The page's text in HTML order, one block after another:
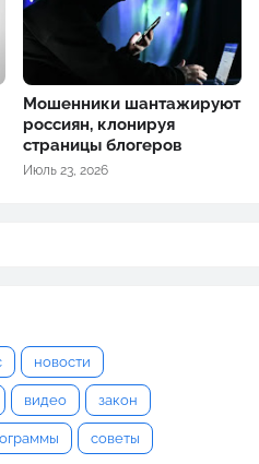
Мошенники шантажируют
россиян, клонируя
страницы блогеров
Июль 23, 2026
новости
видео закон
советы